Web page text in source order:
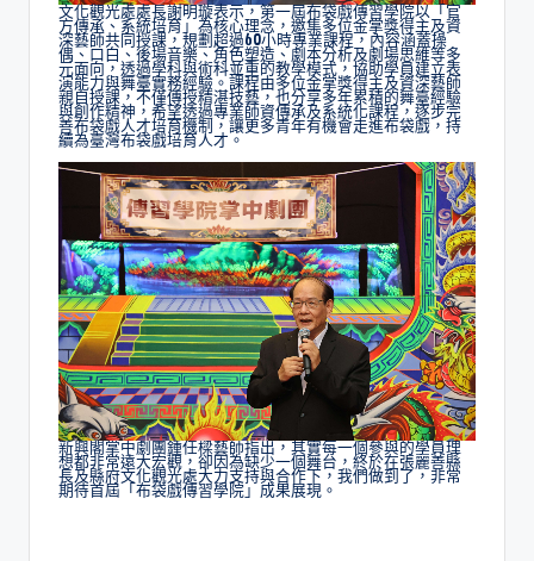
文化觀光處處長謝明璇表示，第一屆布袋戲傳習學院以「官
方傳承、系統培育」為核心理念，邀集多位金掌獎得主及資
深藝師共同授課，規劃超過60小時專業課程，內容涵蓋操
偶、口白、後場音樂、角色塑造、劇本分析及劇場思維等多
元面向，透過學科與術科並重的教學模式，協助學員建立表
演能力與舞臺實務經驗。課程由多位金掌獎得主及資深藝師
親自授課，不僅傳授精湛技藝，也分享多年累積的舞臺經驗
與創作精神，希望透過專業師資傳承及系統化課程，逐步完
善布袋戲人才培育機制，讓更多青年有機會走進布袋戲，持
續為臺灣布袋戲培育人才。
新興閣掌中劇團鍾任樑藝師指出，其實每一個參與的學員理
想都非常遠大宏觀，卻因為缺少一個舞台，終於在張麗善縣
長及縣府文化觀光處大力支持與合作下，我們做到了，非常
期待首屆「布袋戲傳習學院」成果展現。